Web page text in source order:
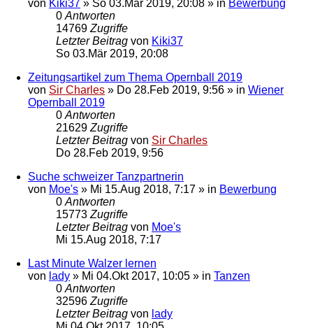
von Kiki37 » So 03.Mär 2019, 20:08 » in Bewerbung
0 Antworten
14769 Zugriffe
Letzter Beitrag von Kiki37
So 03.Mär 2019, 20:08
Zeitungsartikel zum Thema Opernball 2019
von Sir Charles » Do 28.Feb 2019, 9:56 » in Wiener
Opernball 2019
0 Antworten
21629 Zugriffe
Letzter Beitrag von Sir Charles
Do 28.Feb 2019, 9:56
Suche schweizer Tanzpartnerin
von Moe's » Mi 15.Aug 2018, 7:17 » in Bewerbung
0 Antworten
15773 Zugriffe
Letzter Beitrag von Moe's
Mi 15.Aug 2018, 7:17
Last Minute Walzer lernen
von lady » Mi 04.Okt 2017, 10:05 » in Tanzen
0 Antworten
32596 Zugriffe
Letzter Beitrag von lady